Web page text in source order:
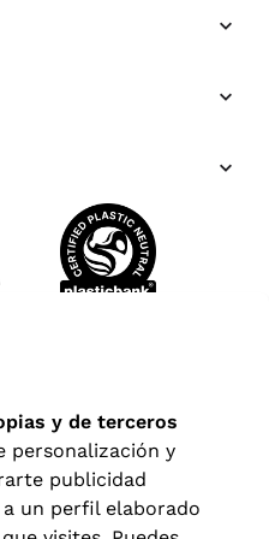
y de terceros
personalización y
publicidad
un perfil elaborado